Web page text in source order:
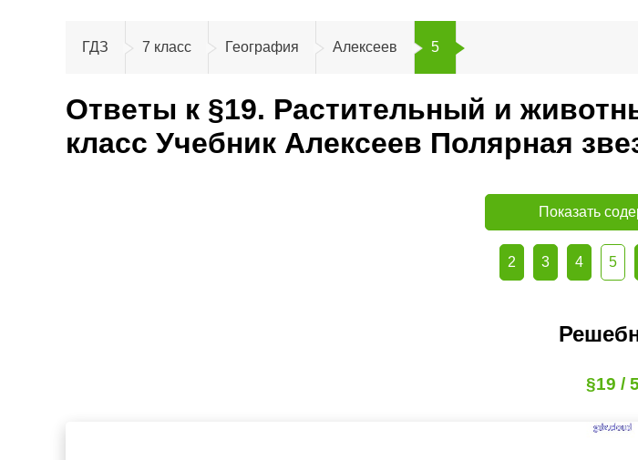
ГДЗ 7 класс География Алексеев 5
Ответы к §19. Растительный и
класс Учебник Алексеев Полярная
Показать
2 3 4 5
§19 / 5